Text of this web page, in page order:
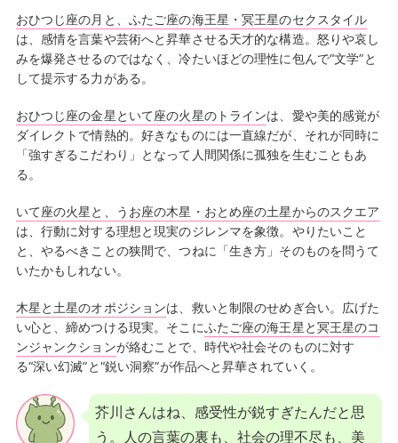
おひつじ座の月と、ふたご座の海王星・冥王星のセクスタイル
は、感情を言葉や芸術へと昇華させる天才的な構造。怒りや哀し
みを爆発させるのではなく、冷たいほどの理性に包んで“文学”と
して提示する力がある。
おひつじ座の金星といて座の火星のトラインは、愛や美的感覚が
ダイレクトで情熱的。好きなものには一直線だが、それが同時に
「強すぎるこだわり」となって人間関係に孤独を生むこともあ
る。
いて座の火星と、うお座の木星・おとめ座の土星からのスクエア
は、行動に対する理想と現実のジレンマを象徴。やりたいこと
と、やるべきことの狭間で、つねに「生き方」そのものを問うて
いたかもしれない。
木星と土星のオポジションは、救いと制限のせめぎ合い。広げた
い心と、締めつける現実。そこにふたご座の海王星と冥王星のコ
ンジャンクションが絡むことで、時代や社会そのものに対す
る“深い幻滅”と“鋭い洞察”が作品へと昇華されていく。
芥川さんはね、感受性が鋭すぎたんだと思
う。人の言葉の裏も、社会の理不尽も、美